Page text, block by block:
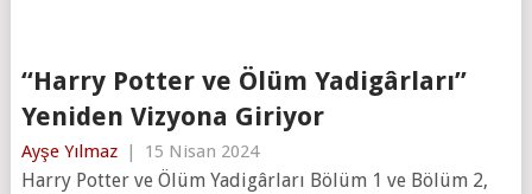
“Harry Potter ve Ölüm Yadigârları”
Yeniden Vizyona Giriyor
Ayşe Yılmaz | 15 Nisan 2024
Harry Potter ve Ölüm Yadigârları Bölüm 1 ve Bölüm 2,